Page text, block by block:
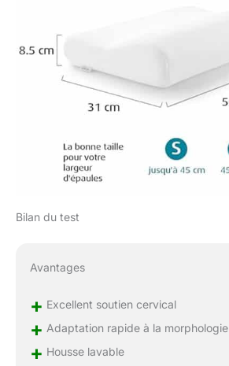
Bilan du test
Avantages
+ Excellent soutien cervical
+ Adaptation rapide à la morphologie
+ Housse lavable